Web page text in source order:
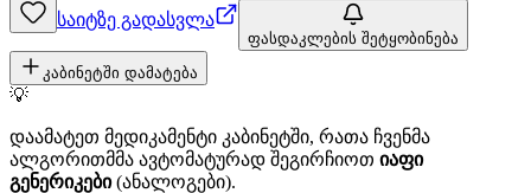
საიტზე გადასვლა
ფასდაკლების შეტყობინება
კაბინეტში დამატება
💡
დაამატეთ მედიკამენტი კაბინეტში, რათა ჩვენმა
ალგორითმმა ავტომატურად შეგირჩიოთ იაფი
გენერიკები(ანალოგები).